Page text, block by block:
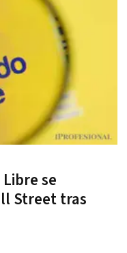
se
Street tras